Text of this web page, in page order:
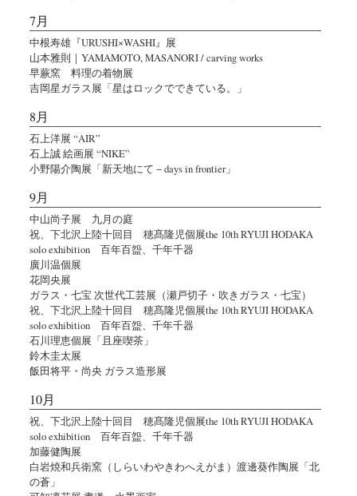
7月
中根寿雄『URUSHI×WASHI』展
山本雅則｜YAMAMOTO, MASANORI / carving works
早蕨窯 料理の着物展
吉岡星ガラス展「星はロックでできている。」
8月
石上洋展 “AIR”
石上誠 絵画展 “NIKE”
小野陽介陶展「新天地にて − days in frontier」
9月
中山尚子展 九月の庭
祝、下北沢上陸十回目 穂髙隆児個展the 10th RYUJI HODAKA
solo exhibition 百年百盌、千年千器
廣川温個展
花岡央展
ガラス・七宝 次世代工芸展（瀬戸切子・吹きガラス・七宝）
祝、下北沢上陸十回目 穂髙隆児個展the 10th RYUJI HODAKA
solo exhibition 百年百盌、千年千器
石川理恵個展「且座喫茶」
鈴木圭太展
飯田将平・尚央 ガラス造形展
10月
祝、下北沢上陸十回目 穂髙隆児個展the 10th RYUJI HODAKA
solo exhibition 百年百盌、千年千器
加藤健陶展
白岩焼和兵衛窯（しらいわやきわへえがま）渡邊葵作陶展「北
の蒼」